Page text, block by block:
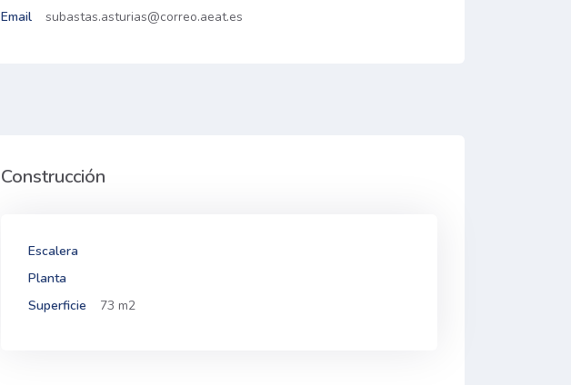
Email
subastas.asturias@correo.aeat.es
Construcción
Escalera
Planta
Superficie
73 m2